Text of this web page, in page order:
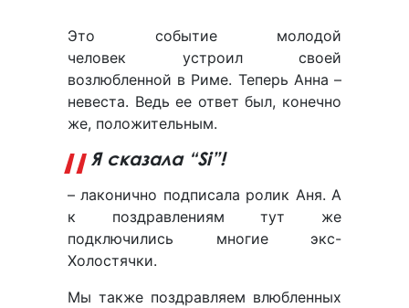
Это событие молодой
человек устроил своей
возлюбленной в Риме. Теперь Анна –
невеста. Ведь ее ответ был, конечно
же, положительным.
Я сказала “Si”!
– лаконично подписала ролик Аня. А
к поздравлениям тут же
подключились многие экс-
Холостячки.
Мы также поздравляем влюбленных